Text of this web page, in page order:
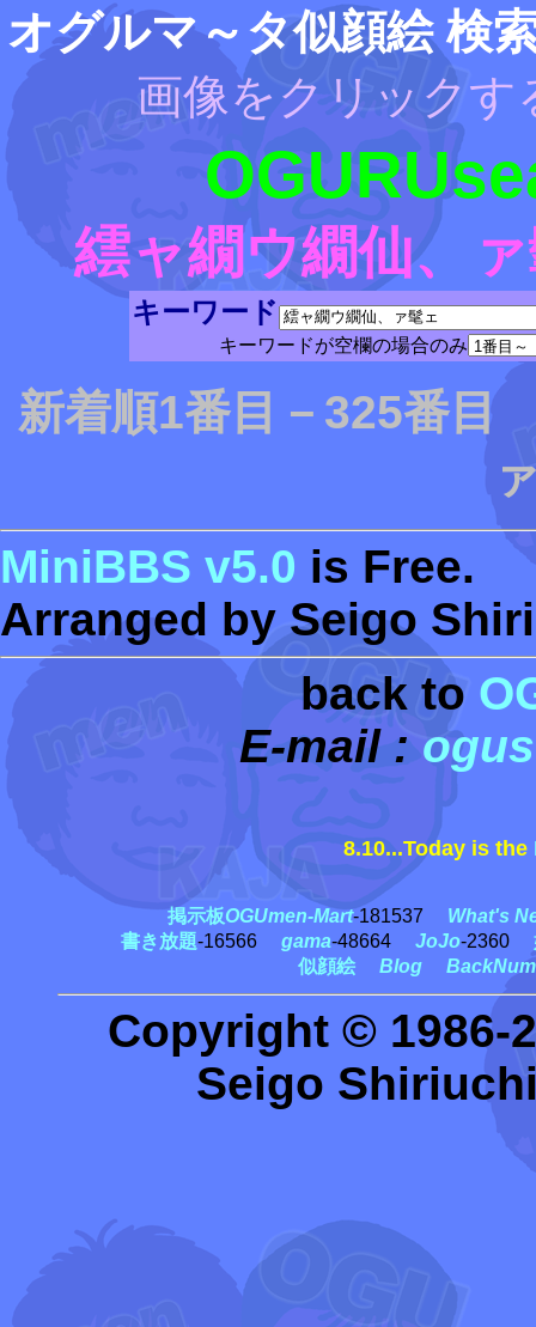
オグルマ～タ似顔絵 検
画像をクリックす
繧ャ繝ウ繝仙、
キーワード
キーワードが空欄の場合のみ
新着順1番目－325番目
MiniBBS v5.0 is Free.
Arranged by Seigo
back to
E-mail :
8.10...Today is the
掲示板OGUmen-Mart-181537 What's
書き放題-16566 gama-48664 JoJo-2360
似顔絵
Blog
Copyright © 1986-
Seigo